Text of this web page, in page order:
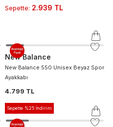
Sepette: 2.939 TL
New Balance
New Balance 550 Unisex Beyaz Spor
Ayakkabı
4.799 TL
Sepette %25 İndirim